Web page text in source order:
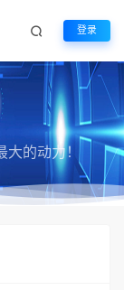
登录
大的动力！